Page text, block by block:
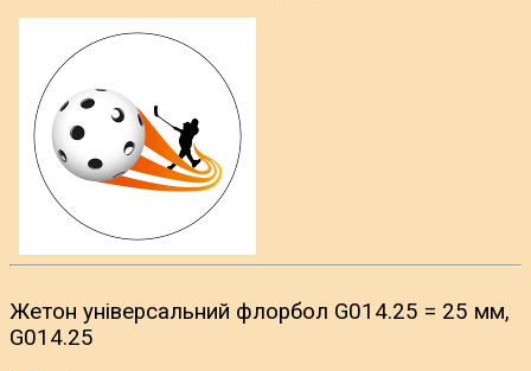
Жетон універсальний флорбол G014.25 = 25 мм,
G014.25